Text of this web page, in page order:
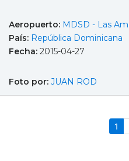
Aeropuerto: MDSD - Las
País: República Dominicana
Fecha: 2015-04-27
Foto por: JUAN ROD
1